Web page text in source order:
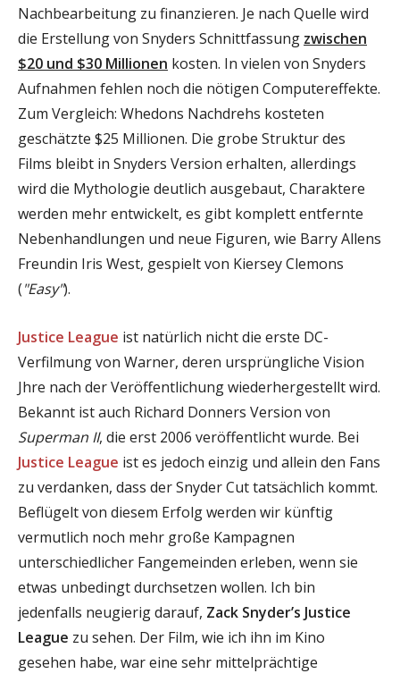
Nachbearbeitung zu finanzieren. Je nach Quelle wird
die Erstellung von Snyders Schnittfassung zwischen
$20 und $30 Millionen kosten. In vielen von Snyders
Aufnahmen fehlen noch die nötigen Computereffekte.
Zum Vergleich: Whedons Nachdrehs kosteten
geschätzte $25 Millionen. Die grobe Struktur des
Films bleibt in Snyders Version erhalten, allerdings
wird die Mythologie deutlich ausgebaut, Charaktere
werden mehr entwickelt, es gibt komplett entfernte
Nebenhandlungen und neue Figuren, wie Barry Allens
Freundin Iris West, gespielt von Kiersey Clemons
("Easy").
Justice League ist natürlich nicht die erste DC-
Verfilmung von Warner, deren ursprüngliche Vision
Jhre nach der Veröffentlichung wiederhergestellt wird.
Bekannt ist auch Richard Donners Version von
Superman II, die erst 2006 veröffentlicht wurde. Bei
Justice League ist es jedoch einzig und allein den Fans
zu verdanken, dass der Snyder Cut tatsächlich kommt.
Beflügelt von diesem Erfolg werden wir künftig
vermutlich noch mehr große Kampagnen
unterschiedlicher Fangemeinden erleben, wenn sie
etwas unbedingt durchsetzen wollen. Ich bin
jedenfalls neugierig darauf, Zack Snyder’s Justice
League zu sehen. Der Film, wie ich ihn im Kino
gesehen habe, war eine sehr mittelprächtige